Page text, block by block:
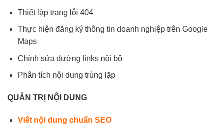
Thiết lập trang lỗi 404
Thực hiện đăng ký thông tin doanh nghiệp trên Google
Maps
Chỉnh sửa đường links nội bộ
Phân tích nội dung trùng lặp
QUẢN TRỊ NỘI DUNG
Viết nội dung chuẩn SEO